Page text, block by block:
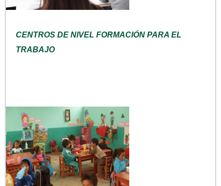
CENTROS DE NIVEL FORMACIÓN PARA EL
TRABAJO